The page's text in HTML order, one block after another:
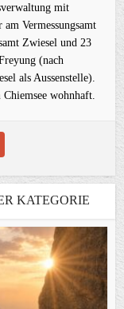
mit
Vermessungsamt
Zwiesel und 23
(nach
als Aussenstelle).
wohnhaft.
KATEGORIE